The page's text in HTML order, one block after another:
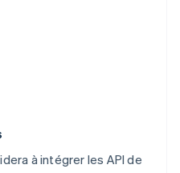
à intégrer les API de